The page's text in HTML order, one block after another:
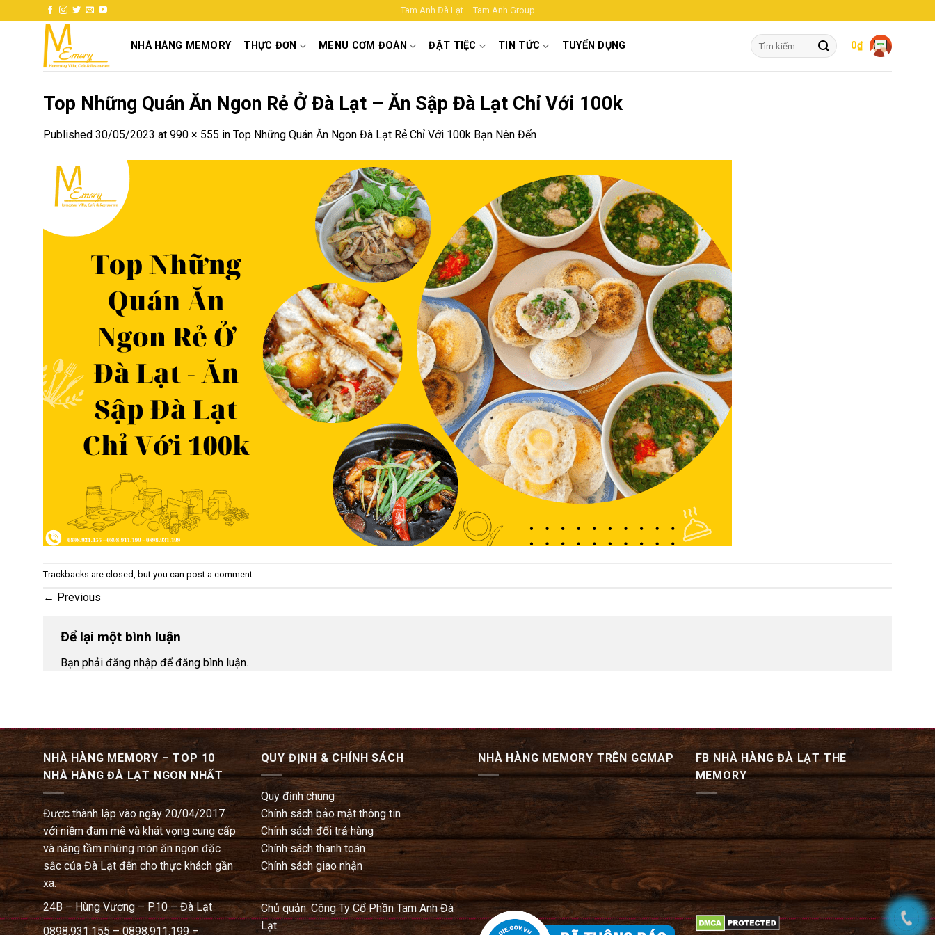
to
Tam Anh Đà Lạt – Tam Anh Group
NHÀ HÀNG MEMORY THỰC ĐƠN MENU CƠM ĐOÀN ĐẶT TIỆC TIN TỨC TUYỂN DỤNG
Tìm
kiếm:
0₫
Top Những Quán Ăn Ngon Rẻ Ở Đà Lạt – Ăn Sập Đà Lạt Chỉ Với 100k
Published 30/05/2023 at 990 × 555 in Top Những Quán Ăn Ngon Đà Lạt Rẻ Chỉ Với 100k Bạn Nên Đến
Trackbacks are closed, but you can post a comment
← Previous
Để lại một bình luận
Bạn phải đăng nhập để đăng bình luận.
NHÀ HÀNG MEMORY – TOP 10
NHÀ HÀNG ĐÀ LẠT NGON NHẤT
Được thành lập vào ngày 20/04/2017
với niềm đam mê và khát vọng cung cấp
và nâng tầm những món ăn ngon đặc
sắc của Đà Lạt đến cho thực khách gần
xa.
24B – Hùng Vương – P.10 – Đà Lạt
0898.931.155 – 0898.911.199 –
QUY ĐỊNH & CHÍNH SÁCH
Quy định chung
Chính sách bảo mật thông tin
Chính sách đổi trả hàng
Chính sách thanh toán
Chính sách giao nhận
Chủ quản: Công Ty Cổ Phần Tam Anh Đà
Lạt
NHÀ HÀNG MEMORY TRÊN GGMAP
FB NHÀ HÀNG ĐÀ LẠT THE
MEMORY